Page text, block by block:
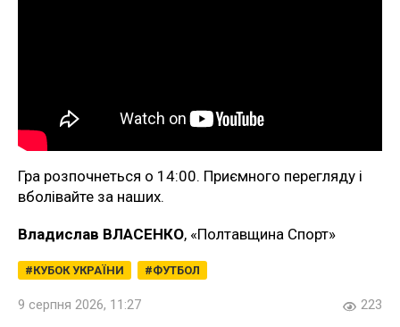
Гра розпочнеться о 14:00. Приємного перегляду і
вболівайте за наших.
Владислав ВЛАСЕНКО, «Полтавщина Спорт»
КУБОК УКРАЇНИ ФУТБОЛ
9 серпня 2026, 11:27 223